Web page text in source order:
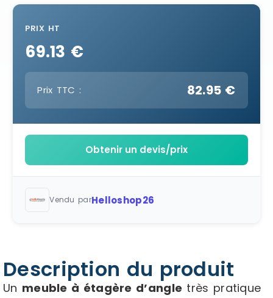
PRIX HT
69.13 €
Prix TTC : 82.95 €
Obtenir un devis/prix
Vendu parHelloshop26
Description du produit
Un meuble à étagère d’angle très pratique